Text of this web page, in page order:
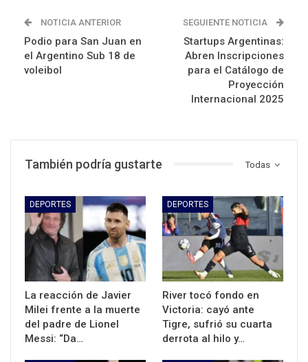
NOTICIA ANTERIOR
Podio para San Juan en
el Argentino Sub 18 de
voleibol
SEGUIENTE NOTICIA
Startups Argentinas:
Abren Inscripciones
para el Catálogo de
Proyección
Internacional 2025
Todas
También podría gustarte
DEPORTES
La reacción de Javier
Milei frente a la muerte
del padre de Lionel
Messi: “Da…
DEPORTES
River tocó fondo en
Victoria: cayó ante
Tigre, sufrió su cuarta
derrota al hilo y…